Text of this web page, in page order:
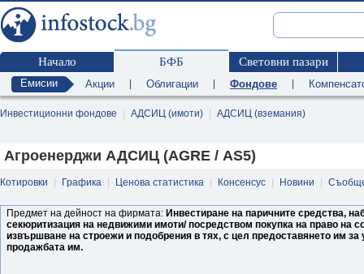
Начало БФБ Световни пазари
Емисии Акции Облигации Фондове
Инвестиционни фондове АДСИЦ (имоти) АДСИЦ (вземания)
Агроенерджи АДСИЦ (AGRE / AS5)
Котировки Графика Ценова статистика Консенсус Новини
Предмет на дейност на фирмата: Инвестиране на паричните средства,
секюритизация на недвижими имоти/ посредством покупка на право на
извършване на строежи и подобрения в тях, с цел предоставянето им
продажбата им.